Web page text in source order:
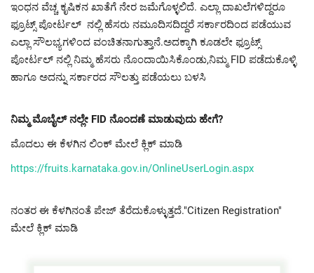
ಇಂಧನ ವೆಚ್ಚ ಕೃಷಿಕನ ಖಾತೆಗೆ ನೇರ ಜಮೆಗೊಳ್ಳಲಿದೆ. ಎಲ್ಲಾ ದಾಖಲೆಗಳಿದ್ದರೂ
ಫ್ರೂಟ್ಸ್ ಪೋರ್ಟಲ್ ನಲ್ಲಿ ಹೆಸರು ನಮೂದಿಸದಿದ್ದರೆ ಸರ್ಕಾರದಿಂದ ಪಡೆಯುವ
ಎಲ್ಲಾ ಸೌಲಭ್ಯಗಳಿಂದ ವಂಚಿತನಾಗುತ್ತಾನೆ.ಅದಕ್ಕಾಗಿ ಕೂಡಲೇ ಫ್ರೂಟ್ಸ್
ಪೋರ್ಟಲ್ ನಲ್ಲಿ ನಿಮ್ಮ ಹೆಸರು ನೊಂದಾಯಿಸಿಕೊಂಡು,ನಿಮ್ಮ FID ಪಡೆದುಕೊಳ್ಳಿ
ಹಾಗೂ ಅದನ್ನು ಸರ್ಕಾರದ ಸೌಲತ್ತು ಪಡೆಯಲು ಬಳಸಿ
ನಿಮ್ಮ ಮೊಬೈಲ್ ನಲ್ಲೇ FID ನೊಂದಣೆ ಮಾಡುವುದು ಹೇಗೆ?
ಮೊದಲು ಈ ಕೆಳಗಿನ ಲಿಂಕ್ ಮೇಲೆ ಕ್ಲಿಕ್ ಮಾಡಿ
https://fruits.karnataka.gov.in/OnlineUserLogin.aspx
ನಂತರ ಈ ಕೆಳಗಿನಂತೆ ಪೇಜ್ ತೆರೆದುಕೊಳ್ಳುತ್ತದೆ."Citizen Registration"
ಮೇಲೆ ಕ್ಲಿಕ್ ಮಾಡಿ